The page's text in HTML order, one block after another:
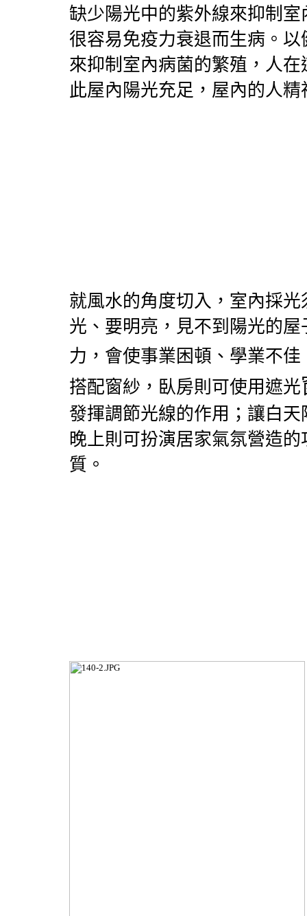
缺少陽光中的紫外線來抑制
很容易免疫力衰退而生病。
來抑制室內病菌的繁殖，人
此屋內陽光充足，屋內的人
就風水的角度切入，室內採
光、要明亮，見不到陽光的
力，會使事業困頓、學業不
搭配窗紗，臥房則可使用遮光
發揮調節光線的作用；讓白
晚上則可扮演居家氣氛營造
質。